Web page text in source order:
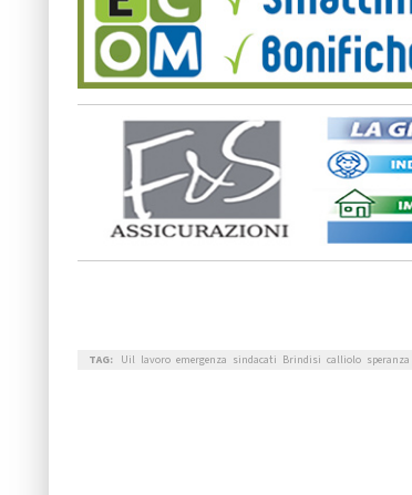
TAG: Uil lavoro emergenza sindacati Brindisi calliolo speranza